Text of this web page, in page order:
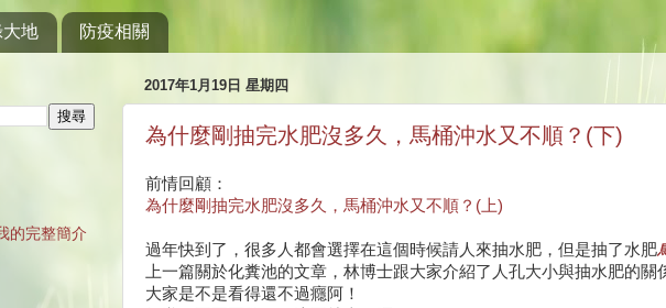
大地 防疫相關
2017年1月19日 星期四
為什麼剛抽完水肥沒多久，馬桶沖水又不順？(下)
前情回顧：
為什麼剛抽完水肥沒多久，馬桶沖水又不順？(上)
過年快到了，很多人都會選擇在這個時候請人來抽水肥，但是抽了水肥
上一篇關於化糞池的文章，林博士跟大家介紹了人孔大小與抽水肥的關
大家是不是看得還不過癮阿！
的完整簡介